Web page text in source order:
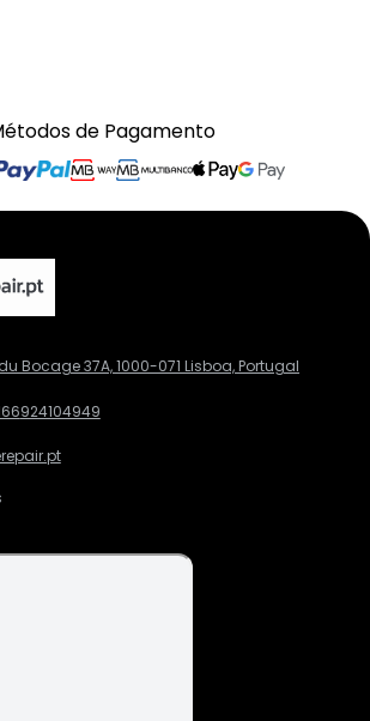
de Pagamento
Bocage 37A, 1000-071 Lisboa, Portugal
924104949